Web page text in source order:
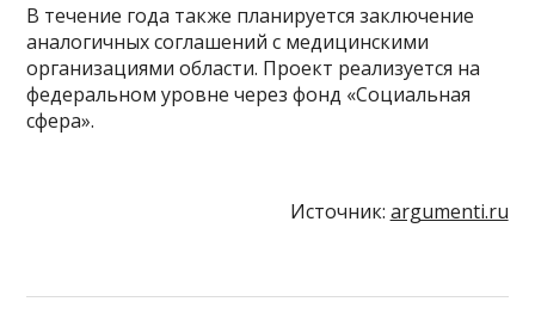
В течение года также планируется заключение
аналогичных соглашений с медицинскими
организациями области. Проект реализуется на
федеральном уровне через фонд «Социальная
сфера».
Источник: argumenti.ru